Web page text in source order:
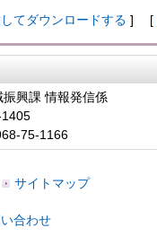
てダウンロードする ] [
興課 情報発信係
75-1166
サイトマップ
合わせ